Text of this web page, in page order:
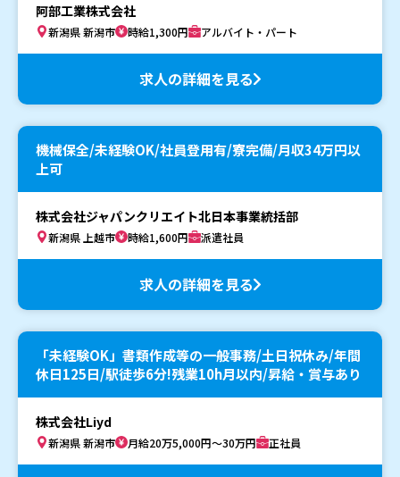
阿部工業株式会社
新潟県 新潟市 時給1,300円 アルバイト・パート
求人の詳細を見る
機械保全/未経験OK/社員登用有/寮完備/月収34万円以
上可
株式会社ジャパンクリエイト北日本事業統括部
新潟県 上越市 時給1,600円 派遣社員
求人の詳細を見る
「未経験OK」書類作成等の一般事務/土日祝休み/年間
休日125日/駅徒歩6分!残業10h月以内/昇給・賞与あり
株式会社Liyd
新潟県 新潟市 月給20万5,000円～30万円 正社員